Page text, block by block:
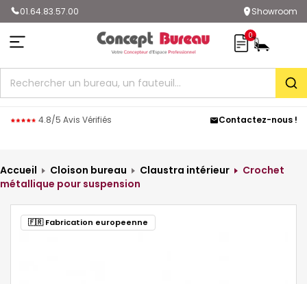
01.64.83.57.00 Showroom
0
4.8/5 Avis Vérifiés Contactez-nous !
Accueil Cloison bureau Claustra intérieur
Crochet
métallique pour suspension